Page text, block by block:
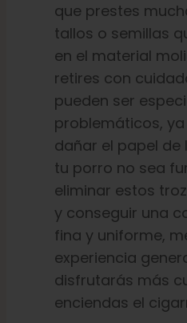
que prestes
tallos o semillas
en el material
retires con
pueden ser
problemáticos,
dañar el papel de
tu porro no sea
eliminar estos
y conseguir una
fina y uniforme,
experiencia
disfrutarás más
enciendas el